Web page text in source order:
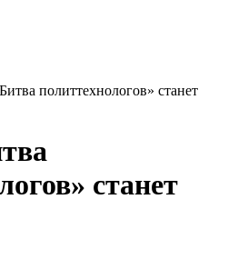
политтехнологов» станет
станет